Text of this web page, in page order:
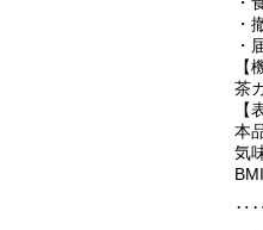
・
・
【
茶
【
本
気